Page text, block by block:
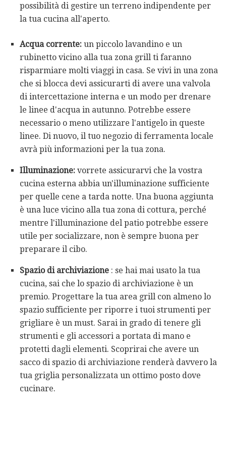
possibilità di gestire un terreno indipendente per
la tua cucina all'aperto.
Acqua corrente: un piccolo lavandino e un
rubinetto vicino alla tua zona grill ti faranno
risparmiare molti viaggi in casa. Se vivi in ​​una zona
che si blocca devi assicurarti di avere una valvola
di intercettazione interna e un modo per drenare
le linee d'acqua in autunno. Potrebbe essere
necessario o meno utilizzare l'antigelo in queste
linee. Di nuovo, il tuo negozio di ferramenta locale
avrà più informazioni per la tua zona.
Illuminazione: vorrete assicurarvi che la vostra
cucina esterna abbia un'illuminazione sufficiente
per quelle cene a tarda notte. Una buona aggiunta
è una luce vicino alla tua zona di cottura, perché
mentre l'illuminazione del patio potrebbe essere
utile per socializzare, non è sempre buona per
preparare il cibo.
Spazio di archiviazione : se hai mai usato la tua
cucina, sai che lo spazio di archiviazione è un
premio. Progettare la tua area grill con almeno lo
spazio sufficiente per riporre i tuoi strumenti per
grigliare è un must. Sarai in grado di tenere gli
strumenti e gli accessori a portata di mano e
protetti dagli elementi. Scoprirai che avere un
sacco di spazio di archiviazione renderà davvero la
tua griglia personalizzata un ottimo posto dove
cucinare.